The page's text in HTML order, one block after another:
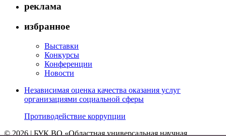
реклама
избранное
Выставки
Конкурсы
Конференции
Новости
Независимая оценка качества оказания услуг
организациями социальной сферы
Противодействие коррупции
© 2026 | БУК ВО «Областная универсальная научная